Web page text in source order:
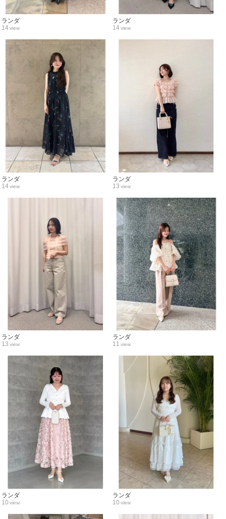
14view
ランダ
14 view
ランダ
14view
ランダ
13 view
ランダ
13 view
ランダ
11 view
ランダ
10 view
ランダ
10 view
ランダ